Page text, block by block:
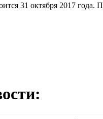
31 октября 2017 года.